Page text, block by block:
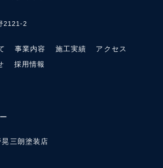
2121-2
事業内容 施工実績
アクセス
採用情報
三朗塗装店